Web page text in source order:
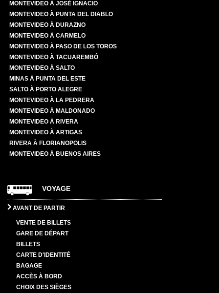
MONTEVIDEO À JOSÉ IGNACIO
MONTEVIDEO À PUNTA DEL DIABLO
MONTEVIDEO À DURAZNO
MONTEVIDEO À CARMELO
MONTEVIDEO À PASO DE LOS TOROS
MONTEVIDEO À TACUAREMBÓ
MONTEVIDEO À SALTO
MINAS À PUNTA DEL ESTE
SALTO À PORTO ALEGRE
MONTEVIDEO À LA PEDRERA
MONTEVIDEO À MALDONADO
MONTEVIDEO À RIVERA
MONTEVIDEO À ARTIGAS
RIVERA À FLORIANOPOLIS
MONTEVIDEO À BUENOS AIRES
VOYAGE
AVANT DE PARTIR
VENTE DE BILLETS
GARE DE DÉPART
BILLETS
CARTE D'IDENTITÉ
BAGAGE
ACCÈS À BORD
CHOIX DES SIÈGES